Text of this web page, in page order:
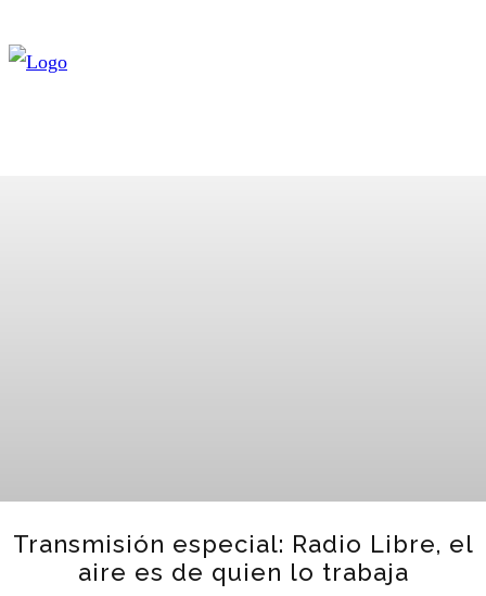
Transmisión especial: Radio Libre, el
aire es de quien lo trabaja